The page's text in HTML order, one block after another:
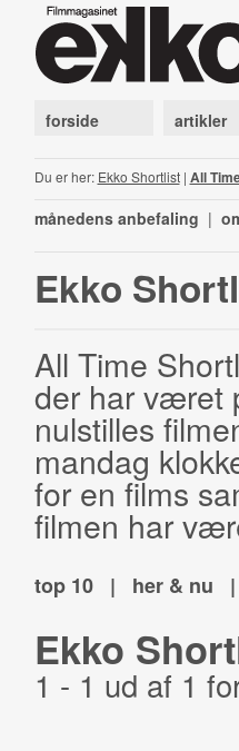
forside artikler
Du er her: Ekko Shortlist| All
månedens anbefaling |
Ekko
All Time
der har været
nulstilles
mandag
for en films
filmen har
top 10 | her & nu |
Ekko
1 - 1 ud af 1